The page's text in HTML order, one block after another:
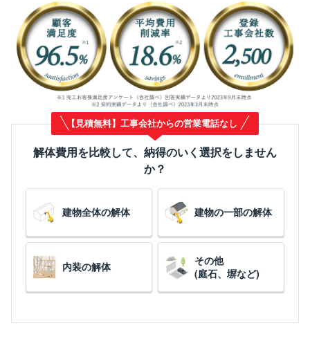
【見積無料】工事会社からの営業電話なし
解体費用を比較して、納得のいく選択をしません
か？
建物全体の解体 建物の一部の解体
内装の解体
その他
(庭石、塀など)